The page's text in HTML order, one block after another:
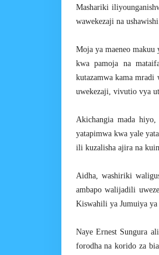
Mashariki
wawekezaji na
Moja ya maeneo
kwa pamoja na
kutazamwa kama mradi
uwekezaji, vivutio vya
Akichangia mada
yatapimwa kwa yale
ili kuzalisha ajira na
Aidha, washiriki
ambapo walijadili
Kiswahili ya Jumuiya
Naye Ernest Sungura
forodha na korido za